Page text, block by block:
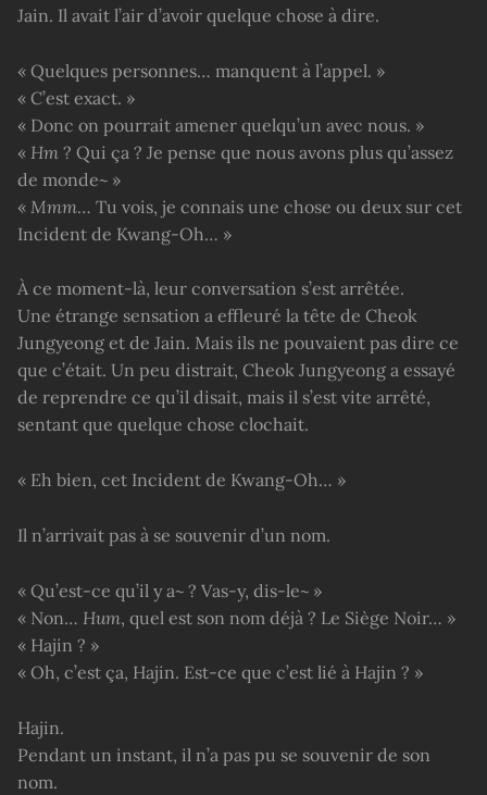
Jain. Il avait l’air d’avoir quelque chose à dire.
« Quelques personnes… manquent à l’appel. »
« C’est exact. »
« Donc on pourrait amener quelqu’un avec nous. »
« Hm ? Qui ça ? Je pense que nous avons plus qu’assez
de monde~ »
« Mmm… Tu vois, je connais une chose ou deux sur cet
Incident de Kwang-Oh… »
À ce moment-là, leur conversation s’est arrêtée.
Une étrange sensation a effleuré la tête de Cheok
Jungyeong et de Jain. Mais ils ne pouvaient pas dire ce
que c’était. Un peu distrait, Cheok Jungyeong a essayé
de reprendre ce qu’il disait, mais il s’est vite arrêté,
sentant que quelque chose clochait.
« Eh bien, cet Incident de Kwang-Oh… »
Il n’arrivait pas à se souvenir d’un nom.
« Qu’est-ce qu’il y a~ ? Vas-y, dis-le~ »
« Non… Hum, quel est son nom déjà ? Le Siège Noir… »
« Hajin ? »
« Oh, c’est ça, Hajin. Est-ce que c’est lié à Hajin ? »
Hajin.
Pendant un instant, il n’a pas pu se souvenir de son
nom.